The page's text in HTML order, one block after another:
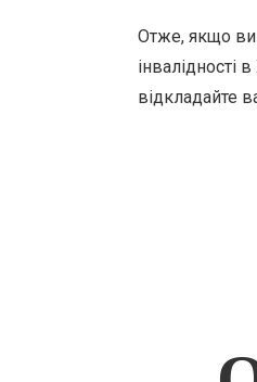
Отже, якщо ви
інвалідності
відкладайте